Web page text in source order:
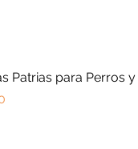
Patrias para Perros